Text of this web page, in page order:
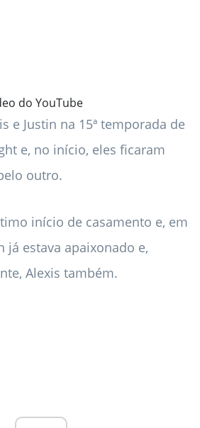
e Justin na 15ª temporada de
e, no início, eles ficaram
outro.
início de casamento e, em
já estava apaixonado e,
Alexis também.